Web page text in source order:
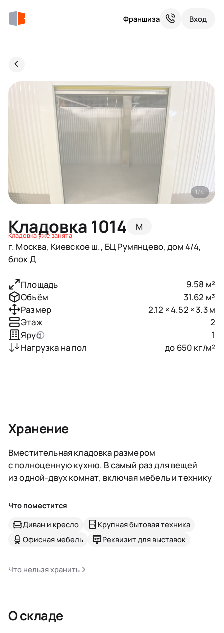
Франшиза Вход
Кладовка 1014 M
Кладовка уже занята
г. Москва, Киевское ш., БЦ Румянцево, дом 4/4,
блок Д
1/4
Площадь
9.58 м²
Объём
31.62 м³
Размер
2.12 × 4.52 × 3.3 м
Этаж
2
Ярус
1
Нагрузка на пол
до 650 кг/м²
Хранение
Вместительная кладовка размером
с полноценную кухню. В самый раз для вещей
из одной-двух комнат, включая мебель и технику
Что поместится
Диван и кресло
Крупная бытовая техника
Офисная мебель
Реквизит для выставок
Что нельзя хранить
О складе